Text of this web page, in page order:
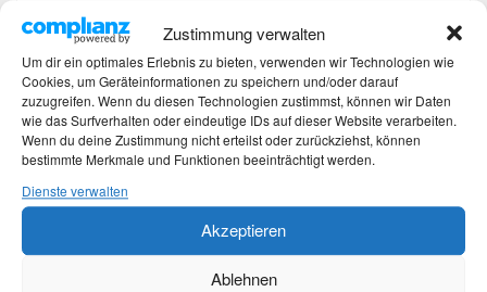
Zustimmung verwalten
Um dir ein optimales Erlebnis zu bieten, verwenden wir Technologien wie
Cookies, um Geräteinformationen zu speichern und/oder darauf
zuzugreifen. Wenn du diesen Technologien zustimmst, können wir Daten
wie das Surfverhalten oder eindeutige IDs auf dieser Website verarbeiten.
Wenn du deine Zustimmung nicht erteilst oder zurückziehst, können
bestimmte Merkmale und Funktionen beeinträchtigt werden.
Dienste verwalten
Akzeptieren
Ablehnen
nicht öffnen!
VG
Elvira Zipprichschrieb am19. Oktober 2023 um
17:17 Uhr
Liebe Martina,
deine Banderolen sind wirklich zauberhaft.
Kann aber nichts öffnen ,